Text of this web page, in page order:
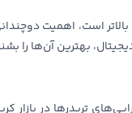
است، اهمیت
بهترین آن‌ها را
تریدرها در بازار